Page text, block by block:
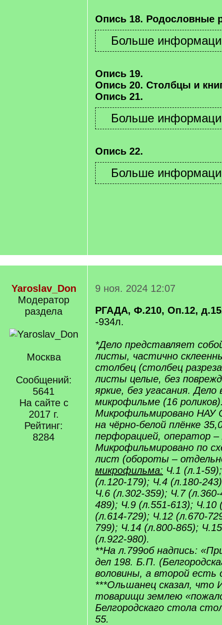
Опись 18. Родословные
Опись 19.
Опись 20. Столбцы и
Опись 21.
Опись 22.
Yaroslav_Don
Модератор
раздела
Москва
Сообщений:
5641
На сайте с
2017 г.
Рейтинг:
8284
9 ноя. 2024 12:07
РГАДА, Ф.210, Оп.12,
-934л.
*Дело представляет
листы, частично
столбец (столбец
листы целые, без
яркие, без угасания.
микрофильме (16
Микрофильмировано НАУ
на чёрно-белой плёнке
перфорацией, оператор –
Микрофильмировано по
лист (обороты –
микрофильма: Ч.1 (л.1-
(л.120-179); Ч.4 (л.180-
Ч.6 (л.302-359); Ч.7
489); Ч.9 (л.551-613); Ч.10
(л.614-729); Ч.12 (л.670-
799); Ч.14 (л.800-865);
(л.922-980).
**На л.799об надпись:
дел 198. Б.П.
воловины, а второй есть
***Ольшанец сказал, что
товарищи землею
Белгородскаго стола
55.